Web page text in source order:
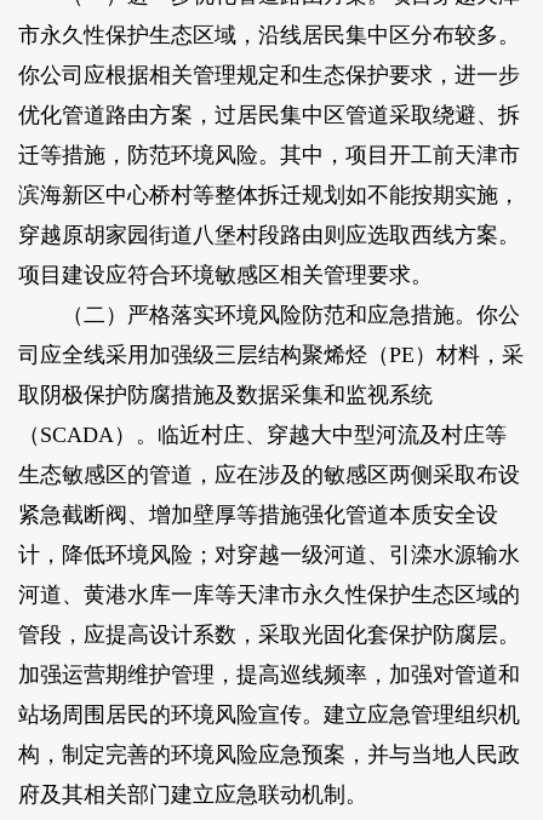
市永久性保护生态区域，沿线居民集中区分布较多。
你公司应根据相关管理规定和生态保护要求，进一步
优化管道路由方案，过居民集中区管道采取绕避、拆
迁等措施，防范环境风险。其中，项目开工前天津市
滨海新区中心桥村等整体拆迁规划如不能按期实施，
穿越原胡家园街道八堡村段路由则应选取西线方案。
项目建设应符合环境敏感区相关管理要求。
（二）严格落实环境风险防范和应急措施。你公
司应全线采用加强级三层结构聚烯烃（PE）材料，采
取阴极保护防腐措施及数据采集和监视系统
（SCADA）。临近村庄、穿越大中型河流及村庄等
生态敏感区的管道，应在涉及的敏感区两侧采取布设
紧急截断阀、增加壁厚等措施强化管道本质安全设
计，降低环境风险；对穿越一级河道、引滦水源输水
河道、黄港水库一库等天津市永久性保护生态区域的
管段，应提高设计系数，采取光固化套保护防腐层。
加强运营期维护管理，提高巡线频率，加强对管道和
站场周围居民的环境风险宣传。建立应急管理组织机
构，制定完善的环境风险应急预案，并与当地人民政
府及其相关部门建立应急联动机制。